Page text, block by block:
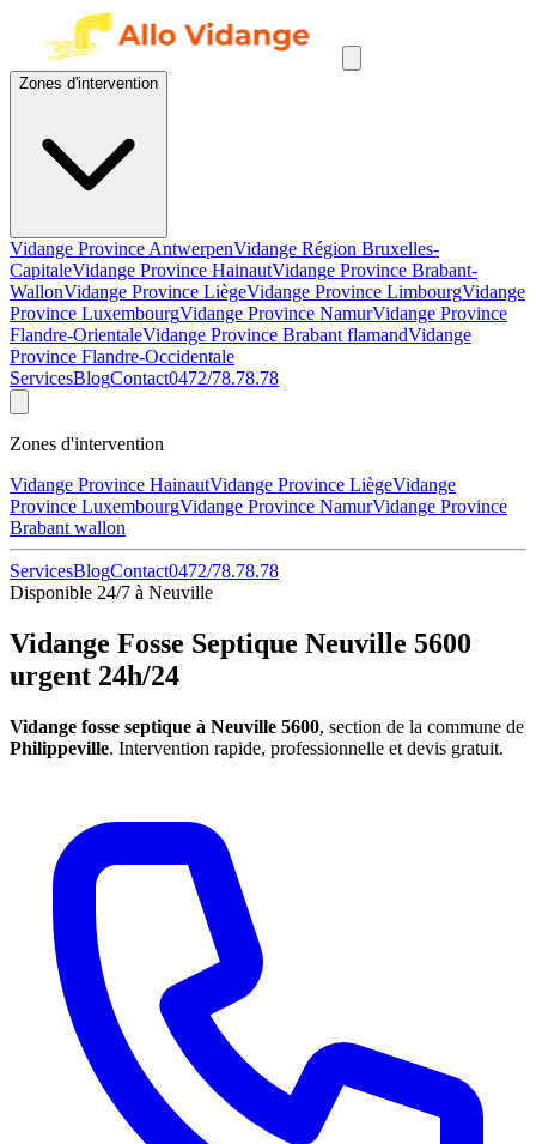
Zones d'intervention
Vidange Province AntwerpenVidange Région Bruxelles-
CapitaleVidange Province HainautVidange Province Brabant-
WallonVidange Province LiègeVidange Province LimbourgVidange
Province LuxembourgVidange Province NamurVidange Province
Flandre-OrientaleVidange Province Brabant flamandVidange
Province Flandre-Occidentale
ServicesBlogContact0472/78.78.78
Zones d'intervention
Vidange Province HainautVidange Province LiègeVidange
Province LuxembourgVidange Province NamurVidange Province
Brabant wallon
ServicesBlogContact0472/78.78.78
Disponible 24/7 à Neuville
Vidange Fosse Septique Neuville 5600
urgent 24h/24
Vidange fosse septique à Neuville 5600, section de la commune de
Philippeville. Intervention rapide, professionnelle et devis gratuit.